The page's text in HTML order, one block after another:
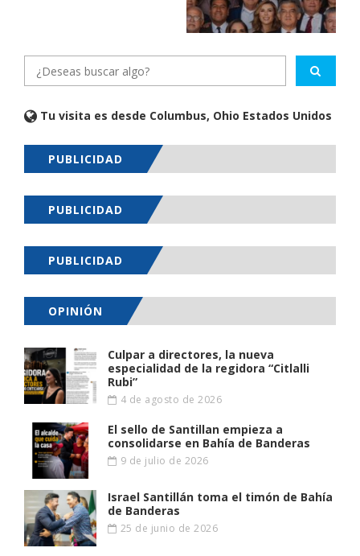
Tu visita es desde Columbus, Ohio Estados Unidos
PUBLICIDAD
PUBLICIDAD
PUBLICIDAD
OPINIÓN
Culpar a directores, la nueva
especialidad de la regidora “Citlalli
Rubi”
4 de agosto de 2026
El sello de Santillan empieza a
consolidarse en Bahía de Banderas
9 de julio de 2026
Israel Santillán toma el timón de Bahía
de Banderas
25 de junio de 2026